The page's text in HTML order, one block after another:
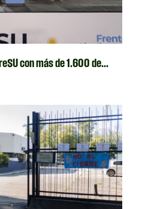
con más de 1.600 de...